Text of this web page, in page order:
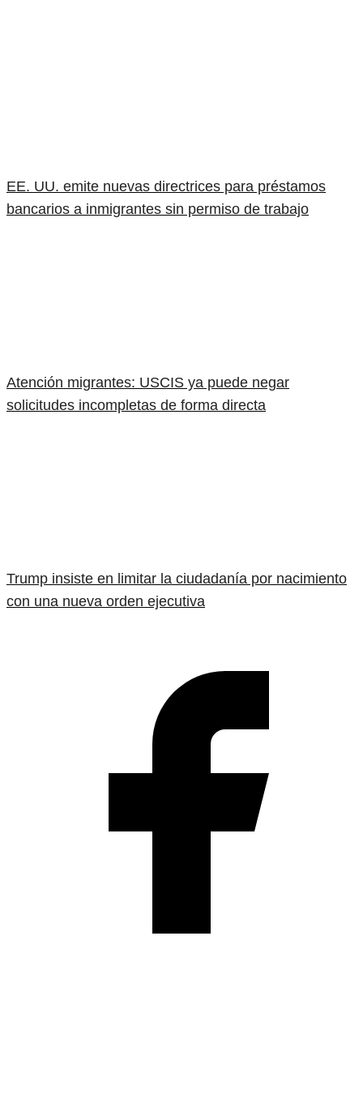
EE. UU. emite nuevas directrices para préstamos
bancarios a inmigrantes sin permiso de trabajo
Atención migrantes: USCIS ya puede negar
solicitudes incompletas de forma directa
Trump insiste en limitar la ciudadanía por nacimiento
con una nueva orden ejecutiva